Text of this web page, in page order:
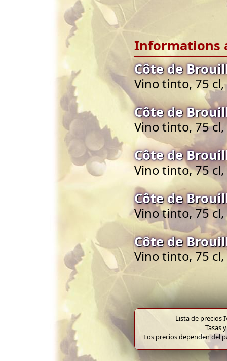
Informations
Côte de
Vino tinto, 75
Côte de
Vino tinto, 75
Côte de
Vino tinto, 75
Côte de
Vino tinto, 75
Côte de
Vino tinto, 75
Lista de precios
Tasas
Los precios dependen del